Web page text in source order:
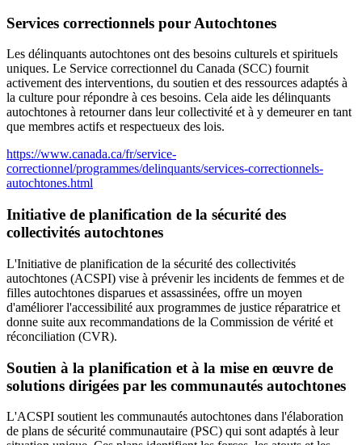
Services correctionnels pour Autochtones
Les délinquants autochtones ont des besoins culturels et spirituels
uniques. Le Service correctionnel du Canada (SCC) fournit
activement des interventions, du soutien et des ressources adaptés à
la culture pour répondre à ces besoins. Cela aide les délinquants
autochtones à retourner dans leur collectivité et à y demeurer en tant
que membres actifs et respectueux des lois.
https://www.canada.ca/fr/service-
correctionnel/programmes/delinquants/services-correctionnels-
autochtones.html
Initiative de planification de la sécurité des
collectivités autochtones
L'Initiative de planification de la sécurité des collectivités
autochtones (ACSPI) vise à prévenir les incidents de femmes et de
filles autochtones disparues et assassinées, offre un moyen
d'améliorer l'accessibilité aux programmes de justice réparatrice et
donne suite aux recommandations de la Commission de vérité et
réconciliation (CVR).
Soutien à la planification et à la mise en œuvre de
solutions dirigées par les communautés autochtones
L'ACSPI soutient les communautés autochtones dans l'élaboration
de plans de sécurité communautaire (PSC) qui sont adaptés à leur